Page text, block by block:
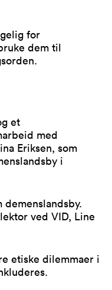
for
dem til
et
med
Eriksen, som
i
ved VID, Line
etiske dilemmaer i